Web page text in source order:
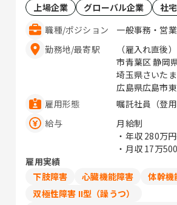
上場企業
グローバル企業
社
職種/ポジション
一般事務・営
勤務地/最寄駅
（雇入れ直後
市青葉区 静岡
埼玉県さいた
雇用形態
嘱託社員（登用
給与
月給制
・年収 280万
・月収 17万
雇用実績
下肢障害
心臓機能障害 体幹機
双極性障害 II型（躁うつ）